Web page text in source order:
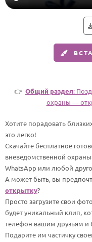
Годовщина
Календарь
Мужчине
Папе
Детям
Все родственники
ПЕРСОНАЛЬНЫЕ
Пожелания
По именам
👉 Общий раздел:
охраны —
Хотите порадовать
это легко!
Скачайте бесплатное
вневедомственной
WhatsApp или любой
А может быть, вы
открытку?
Просто загрузите свои
будет уникальный клип,
телефон вашим друзьям и
Подарите им частичку